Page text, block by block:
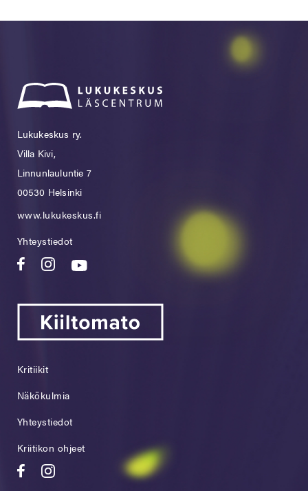
Lukukeskus ry.
Villa Kivi,
Linnunlauluntie 7
00530 Helsinki
www.lukukeskus.fi
Yhteystiedot
Kritiikit
Näkökulmia
Yhteystiedot
Kriitikon ohjeet